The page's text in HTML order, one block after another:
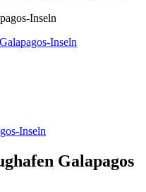
Inseln
Inseln
Inseln
Galapagos